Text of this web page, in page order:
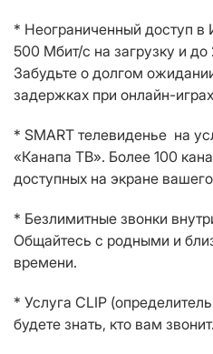
* Неограниченный доступ в
500 Мбит/с на загрузку и
Забудьте о долгом
задержках при онлайн-
* SMART телевиденье на
«Канапа ТВ». Более 100
доступных на экране
* Безлимитные звонки
Общайтесь с родными и
времени.
* Услуга CLIP
будете знать, кто вам звонит.